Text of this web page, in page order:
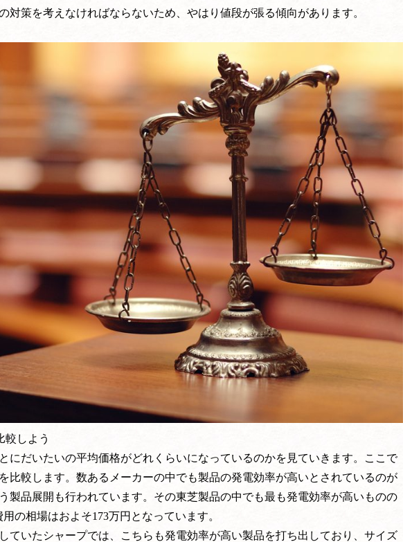
対策を考えなければならないため、やはり値段が張る傾向があります。
較しよう
にだいたいの平均価格がどれくらいになっているのかを見ていきます。ここで
比較します。数あるメーカーの中でも製品の発電効率が高いとされているのが
製品展開も行われています。その東芝製品の中でも最も発電効率が高いものの
の相場はおよそ173万円となっています。
ていたシャープでは、こちらも発電効率が高い製品を打ち出しており、サイズ